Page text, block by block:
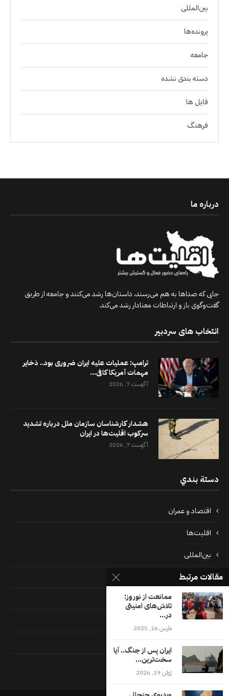
بین‌المللی
پرونده‌ها
جامعه
دسته بندی نشده
فايل ها
فرهنگ
درباره ما
جایی که صداها به هم می‌رسند، داستان‌ها رشد می‌کنند و جامعه از طریق
گفت‌وگوی باز و ارتباطات معنادار رشد می‌کند.
انتخاب های سردبیر
ترامپ: عملیات علیه ایران ضروری بود.. ذخایر
مهمات آمریکا کافی...
آگوست 7, 2026
هشدار کارشناسان سازمان ملل درباره تشدید
سرکوب اقلیت‌ها در ایران
آگوست 7, 2026
دستة بندي
اقتصاد و عمران
اقلیت‌ها
بین‌المللی
پرونده‌ها
جامعه
دسته بندی نشده
فرهنگ
مقالات مرتبط
ممانعت از نوروز:
تلاش‌های امنیتی
در...
مارس 16, 2025
ایران پس از جنگ.. آیا
سخت‌ترین...
ژوئن 19, 2026